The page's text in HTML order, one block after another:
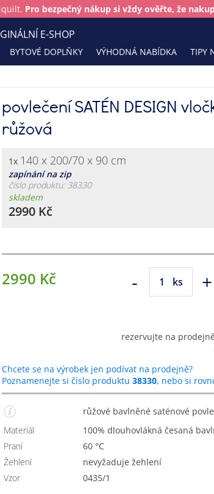
Pro bezpečný nákup si vždy ověřte, že
BYTOVÉ DOPLŇKY VÝHODNÁ NABÍDKA TIPY
E-SHOP
povlečení SATÉN DESIGN
růžová
1x 140 x 200/70 x 90 cm
zapínání na zip
číslo produktu: 38330
skladem
2990 Kč
2990 Kč - ks +
rezervujte na
Chcete se na výrobek jen podívat na prodejně?
Poznamenejte si číslo produktu 38330, nebo si
růžové bavlněné saténové
Materiál
100% dlouhovlákná česaná
Praní
60 °C
Žehlení
nevyžaduje žehlení
Vzor
0435/1